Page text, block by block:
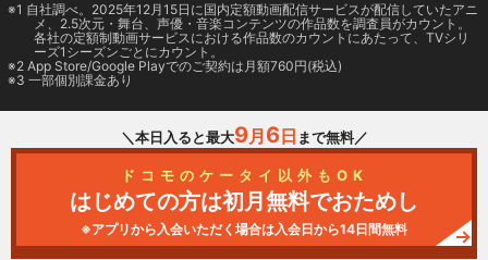
1 自社調べ。2025年12月15日に国内定額動画配信サービスが配信していたアニ
メ、2.5次元・舞台、声優・音楽コンテンツの作品数を調査員がカウント。
各社の定額制動画サービスにおける作品数のカウントにあたって、TVシリ
ーズ1シーズンごとにカウント。
2 App Store/Google Playでのご契約は月額760円(税込)
3 一部個別課金あり
＼本日入ると最大9月 6日 まで無料／
ドコモのケータイ以外もOK
はじめての方は初月無料でおためし
※アプリから入会いただく場合は入会日から14日間無料